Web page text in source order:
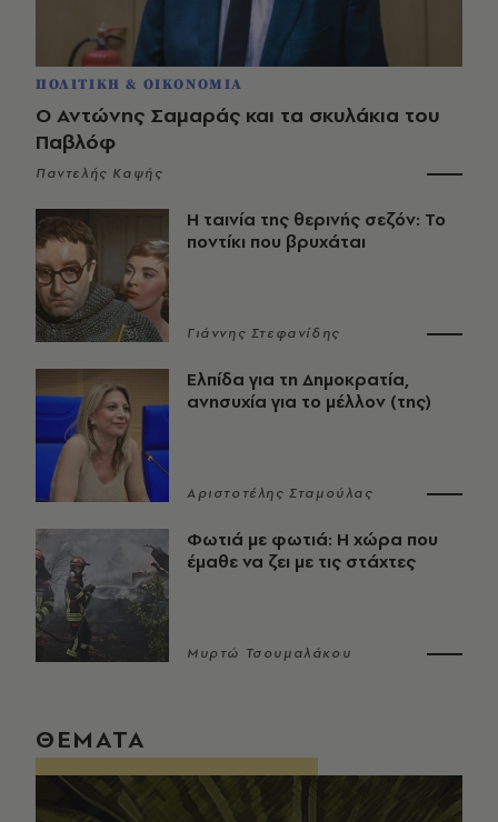
ΠΟΛΙΤΙΚΗ & ΟΙΚΟΝΟΜΙΑ
Ο Αντώνης Σαμαράς και τα σκυλάκια του
Παβλόφ
Παντελής Καψής
Η ταινία της θερινής σεζόν: Το
ποντίκι που βρυχάται
Γιάννης Στεφανίδης
Ελπίδα για τη Δημοκρατία,
ανησυχία για το μέλλον (της)
Αριστοτέλης Σταμούλας
Φωτιά με φωτιά: Η χώρα που
έμαθε να ζει με τις στάχτες
Μυρτώ Τσουμαλάκου
ΘΕΜΑΤΑ